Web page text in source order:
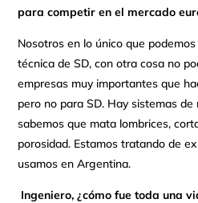
para competir en el mercado
Nosotros en lo único que
técnica de SD, con otra cosa no
empresas muy importantes que
pero no para SD. Hay sistemas de
sabemos que mata lombrices,
porosidad. Estamos tratando de
usamos en Argentina.
Ingeniero, ¿cómo fue toda una